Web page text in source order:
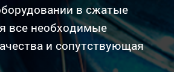
в сжатые
все необходимые
и сопутствующая